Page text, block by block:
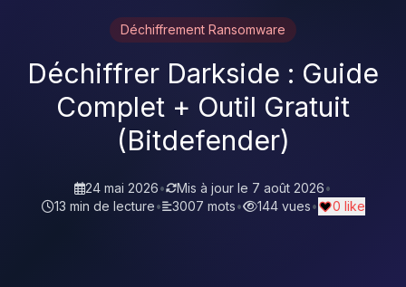
Déchiffrement Ransomware
Déchiffrer Darkside : Guide
Complet + Outil Gratuit
(Bitdefender)
24 mai 2026• Mis à jour le 7 août 2026•
13 min de lecture• 3007 mots• 144 vues• 0 like